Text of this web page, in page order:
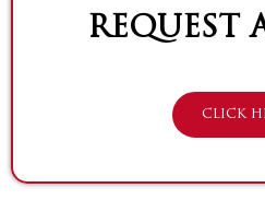
REQUEST
CLICK